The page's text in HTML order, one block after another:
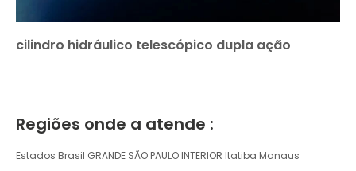
cilindro hidráulico telescópico dupla ação
Regiões onde a atende :
Estados Brasil GRANDE SÃO PAULO INTERIOR Itatiba Manaus